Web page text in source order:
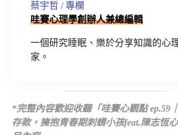
蔡宇哲 / 專欄
哇賽心理學創辦人兼總編輯
一個研究睡眠、樂於分享知識的心
家。
*完整內容歡迎收聽「哇賽心觀點 ep.59
存款，擁抱青春期刺蝟小孩feat.陳志恆